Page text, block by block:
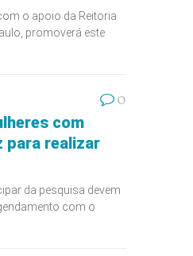
o apoio da Reitoria
promoverá este
0
com
para realizar
da pesquisa devem
com o